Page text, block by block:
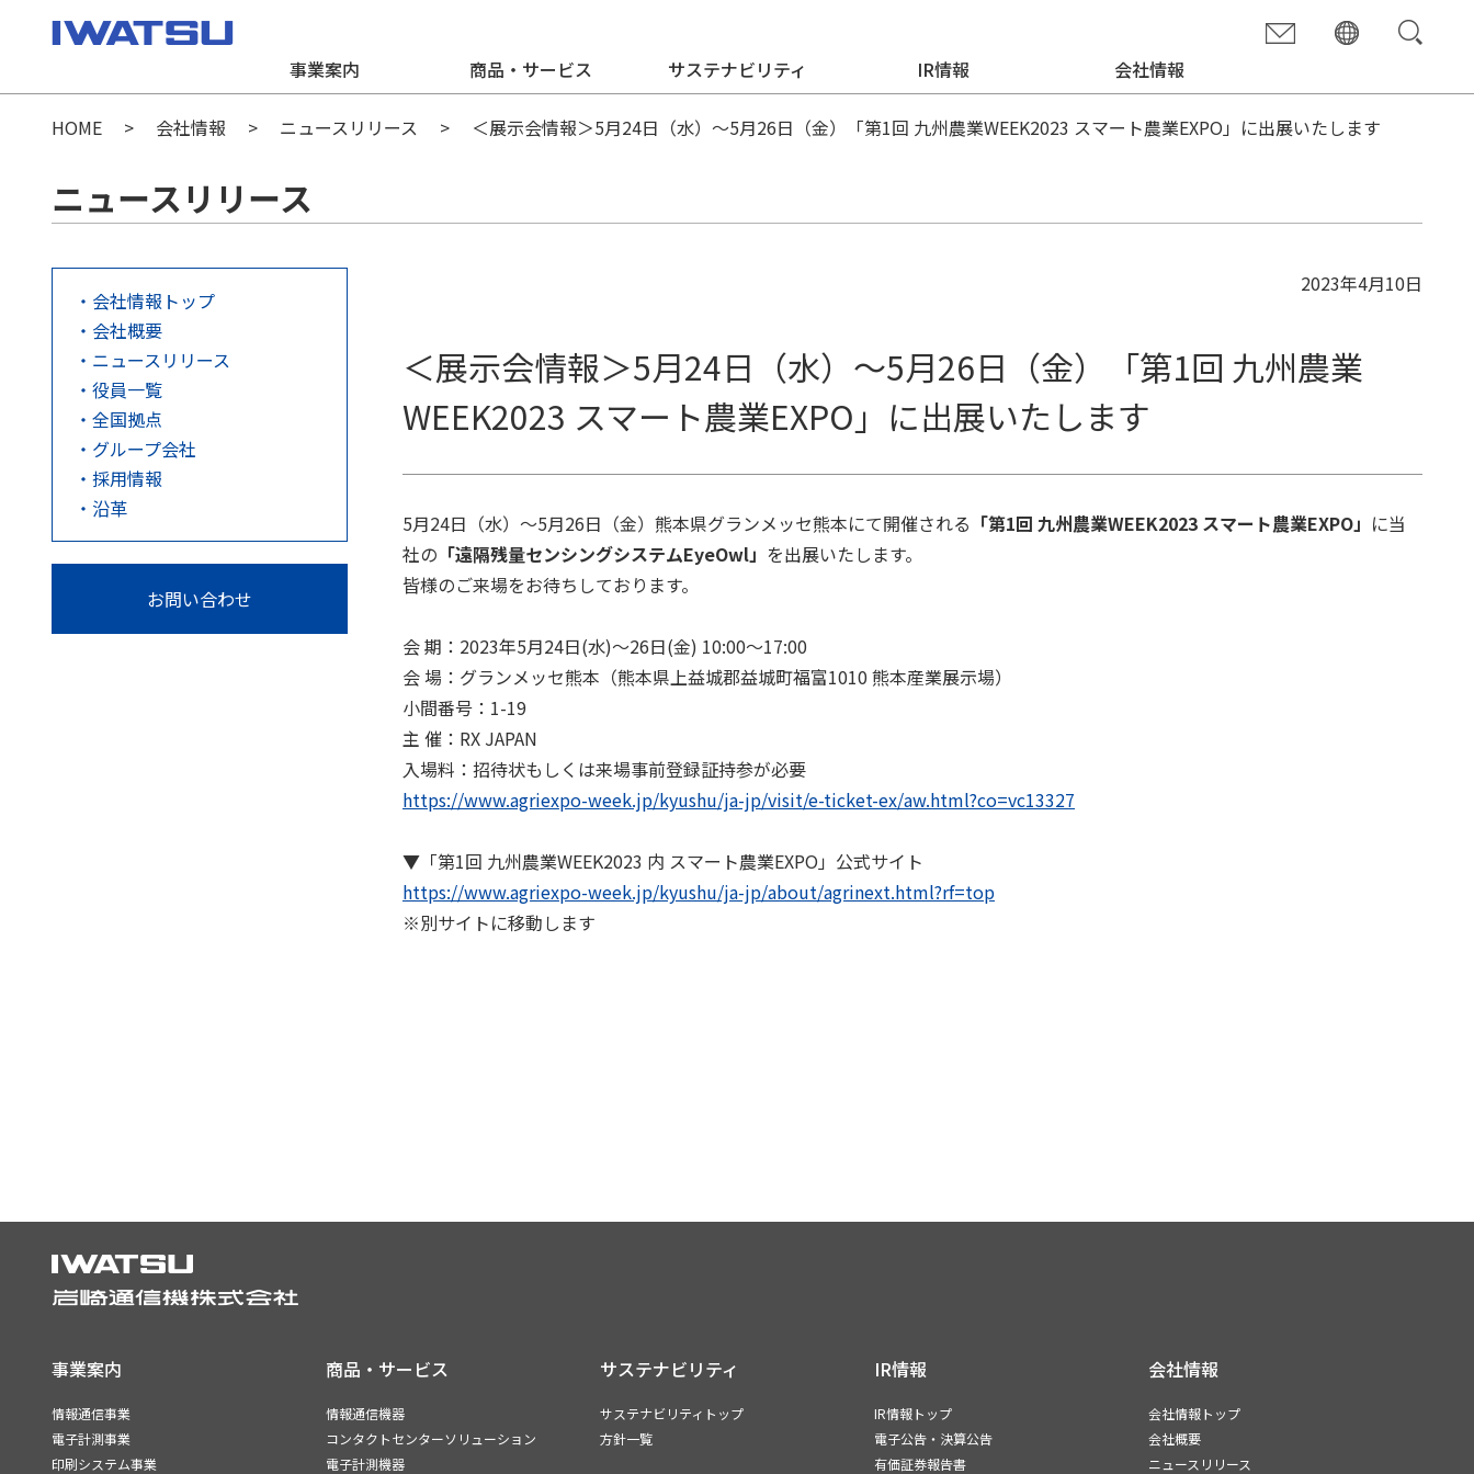
事業案内 商品・サービス サステナビリティ IR情報 会社情報
HOME 会社情報 ニュースリリース ＜展示会情報＞5月24日（水）～5月26日（金）「第1回 九州農業WEEK2023 スマート農業EXPO」に出展いたします
ニュースリリース
会社情報トップ
会社概要
ニュースリリース
役員一覧
全国拠点
グループ会社
採用情報
沿革
お問い合わせ
2023年4月10日
＜展示会情報＞5月24日（水）～5月26日（金）「第1回 九州農業
WEEK2023 スマート農業EXPO」に出展いたします
5月24日（水）～5月26日（金）熊本県グランメッセ熊本にて開催される 「第1回 九州農業WEEK2023 スマート農業EXPO」 に当
社の 「遠隔残量センシングシステムEyeOwl」 を出展いたします。
皆様のご来場をお待ちしております。
会 期：2023年5月24日(水)～26日(金) 10:00～17:00
会 場：グランメッセ熊本（熊本県上益城郡益城町福富1010 熊本産業展示場）
小間番号：1-19
主 催：RX JAPAN
入場料：招待状もしくは来場事前登録証持参が必要
https://www.agriexpo-week.jp/kyushu/ja-jp/visit/e-ticket-ex/aw.html?co=vc13327
▼「第1回 九州農業WEEK2023 内 スマート農業EXPO」公式サイト
https://www.agriexpo-week.jp/kyushu/ja-jp/about/agrinext.html?rf=top
※別サイトに移動します
事業案内
情報通信事業
電子計測事業
印刷システム事業
商品・サービス
情報通信機器
コンタクトセンターソリューション
電子計測機器
サステナビリティ
サステナビリティトップ
方針一覧
IR情報
IR情報トップ
電子公告・決算公告
有価証券報告書
会社情報
会社情報トップ
会社概要
ニュースリリース